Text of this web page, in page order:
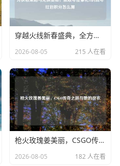
穿越火线新春盛典，全方位解析cf的新年红包积分获取策略与兑换奥秘，赢取年度豪礼cf的新年红包积分怎么算
2026-08-05 215 人在看
枪火玫瑰姜美丽，CSGO传奇之路与她的战衣
2026-08-05 182 人在看